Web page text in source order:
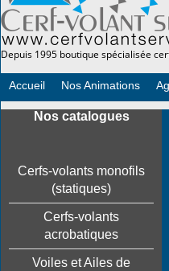
Depuis 1995 boutique spécialisée
Accueil Nos Animations
Nos catalogues
Cerfs-volants monofils
(statiques)
Cerfs-volants
acrobatiques
Voiles et Ailes de